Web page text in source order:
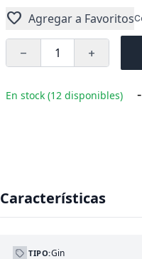
favorite Agregar a Favoritos
remove add
En stock (12 disponibles) -
Características
TIPO:Gin